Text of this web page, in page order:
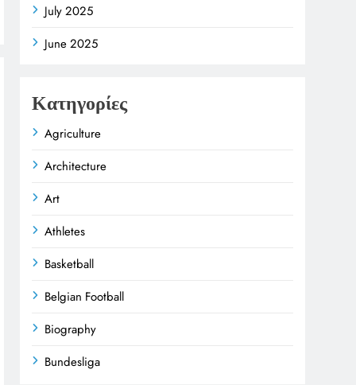
July 2025
June 2025
Κατηγορίες
Agriculture
Architecture
Art
Athletes
Basketball
Belgian Football
Biography
Bundesliga